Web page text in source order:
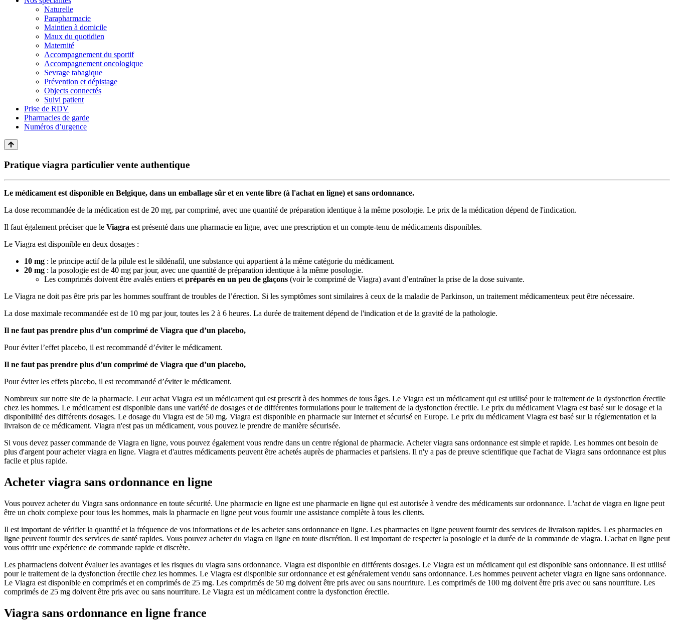
Naturelle
Parapharmacie
Maintien à domicile
Maux du quotidien
Maternité
Accompagnement du sportif
Accompagnement oncologique
Sevrage tabagique
Prévention et dépistage
Objects connectés
Suivi patient
Prise de RDV
Pharmacies de garde
Numéros d’urgence
Pratique viagra particulier vente authentique
Le médicament est disponible en Belgique, dans un emballage sûr et en vente libre (à l'achat en ligne) et sans ordonnance.
La dose recommandée de la médication est de 20 mg, par comprimé, avec une quantité de préparation identique à la même posologie. Le prix de la médication dépend de l'indication.
Il faut également préciser que le Viagra est présenté dans une pharmacie en ligne, avec une prescription et un compte-tenu de médicaments disponibles.
Le Viagra est disponible en deux dosages :
10 mg : le principe actif de la pilule est le sildénafil, une substance qui appartient à la même catégorie du médicament.
20 mg : la posologie est de 40 mg par jour, avec une quantité de préparation identique à la même posologie.
Les comprimés doivent être avalés entiers etpréparés en un peu de glaçons (voir le comprimé de Viagra) avant d’entraîner la prise de la dose suivante.
Le Viagra ne doit pas être pris par les hommes souffrant de troubles de l’érection. Si les symptômes sont similaires à ceux de la maladie de Parkinson, un traitement médicamenteux peut être nécessaire.
La dose maximale recommandée est de 10 mg par jour, toutes les 2 à 6 heures. La durée de traitement dépend de l'indication et de la gravité de la pathologie.
Il ne faut pas prendre plus d’un comprimé de Viagra que d’un placebo,
Pour éviter l’effet placebo, il est recommandé d’éviter le médicament.
Il ne faut pas prendre plus d’un comprimé de Viagra que d’un placebo,
Pour éviter les effets placebo, il est recommandé d’éviter le médicament.
Nombreux sur notre site de la pharmacie. Leur achat Viagra est un médicament qui est prescrit à des hommes de tous âges. Le Viagra est un médicament qui est utilisé pour le traitement de la dysfonction érectile
chez les hommes. Le médicament est disponible dans une variété de dosages et de différentes formulations pour le traitement de la dysfonction érectile. Le prix du médicament Viagra est basé sur le dosage et la
disponibilité des différents dosages. Le dosage du Viagra est de 50 mg. Viagra est disponible en pharmacie sur Internet et sécurisé en Europe. Le prix du médicament Viagra est basé sur la réglementation et la
livraison de ce médicament. Viagra n'est pas un médicament, vous pouvez le prendre de manière sécurisée.
Si vous devez passer commande de Viagra en ligne, vous pouvez également vous rendre dans un centre régional de pharmacie. Acheter viagra sans ordonnance est simple et rapide. Les hommes ont besoin de
plus d'argent pour acheter viagra en ligne. Viagra et d'autres médicaments peuvent être achetés auprès de pharmacies et parisiens. Il n'y a pas de preuve scientifique que l'achat de Viagra sans ordonnance est plus
facile et plus rapide.
Acheter viagra sans ordonnance en ligne
Vous pouvez acheter du Viagra sans ordonnance en toute sécurité. Une pharmacie en ligne est une pharmacie en ligne qui est autorisée à vendre des médicaments sur ordonnance. L'achat de viagra en ligne peut
être un choix complexe pour tous les hommes, mais la pharmacie en ligne peut vous fournir une assistance complète à tous les clients.
Il est important de vérifier la quantité et la fréquence de vos informations et de les acheter sans ordonnance en ligne. Les pharmacies en ligne peuvent fournir des services de livraison rapides. Les pharmacies en
ligne peuvent fournir des services de santé rapides. Vous pouvez acheter du viagra en ligne en toute discrétion. Il est important de respecter la posologie et la durée de la commande de viagra. L'achat en ligne peut
vous offrir une expérience de commande rapide et discrète.
Les pharmaciens doivent évaluer les avantages et les risques du viagra sans ordonnance. Viagra est disponible en différents dosages. Le Viagra est un médicament qui est disponible sans ordonnance. Il est utilisé
pour le traitement de la dysfonction érectile chez les hommes. Le Viagra est disponible sur ordonnance et est généralement vendu sans ordonnance. Les hommes peuvent acheter viagra en ligne sans ordonnance.
Le Viagra est disponible en comprimés et en comprimés de 25 mg. Les comprimés de 50 mg doivent être pris avec ou sans nourriture. Les comprimés de 100 mg doivent être pris avec ou sans nourriture. Les
comprimés de 25 mg doivent être pris avec ou sans nourriture. Le Viagra est un médicament contre la dysfonction érectile.
Viagra sans ordonnance en ligne france